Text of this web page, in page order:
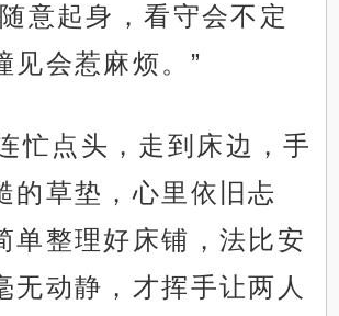
意起身，看守会不定
见会惹麻烦。”
忙点头，走到床边，手
的草垫，心里依旧忐
单整理好床铺，法比安
无动静，才挥手让两人